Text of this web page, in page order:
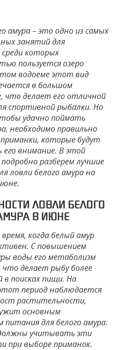
амура – это одно из самых
занятий для
которых
пользуется озеро
водоеме этот вид
в большом
что делает его отличной
спортивной рыбалки. Но
удачно поймать
необходимо правильно
которые будут
его внимание. В этой
разберем лучшие
ловли белого амура на
ЛОВЛИ БЕЛОГО
В ИЮНЕ
когда белый амур
С повышением
воды его метаболизм
что делает рыбу более
в поисках пищи. На
период наблюдается
растительности,
основным
питания для белого амура.
учитывать эти
при выборе приманок.